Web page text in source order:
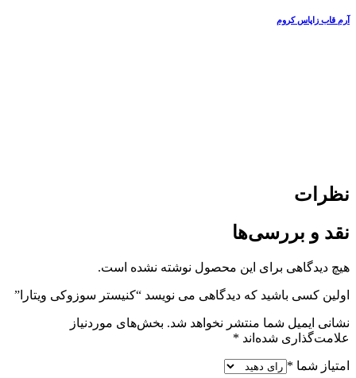
آرم قاب زاپاس کروم
نظرات
نقد و بررسی‌ها
هیچ دیدگاهی برای این محصول نوشته نشده است.
اولین کسی باشید که دیدگاهی می نویسد “کنیستر سوزوکی ویتارا”
نشانی ایمیل شما منتشر نخواهد شد. بخش‌های موردنیاز
علامت‌گذاری شده‌اند *
امتیاز شما *